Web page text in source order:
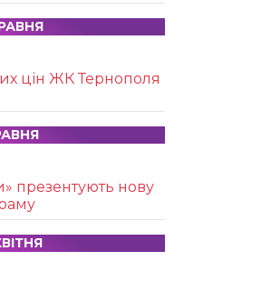
цін ЖК Тернополя
презентують нову